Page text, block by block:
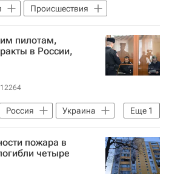
Происшествия
пилотам,
в России,
12264
Еще 1
Россия
Украина
пожара в
четыре